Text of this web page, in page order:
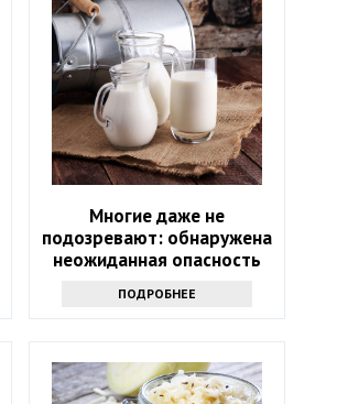
Многие даже не
подозревают: обнаружена
неожиданная опасность
ПОДРОБНЕЕ